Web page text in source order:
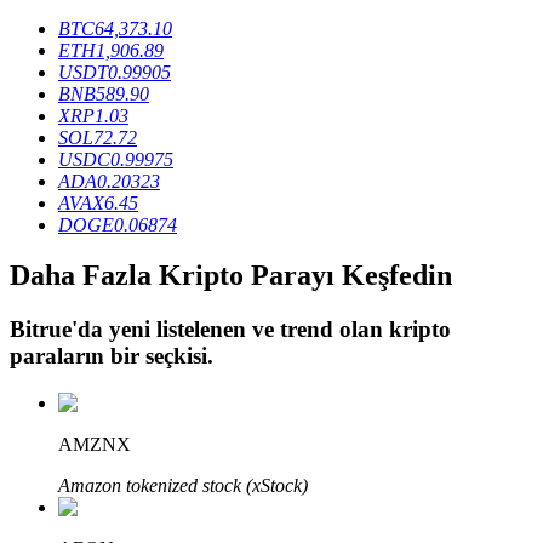
BTR Kilitleme
BTR sahiplerine özel yatırımlar
Krediler
Kripto destekli borçlanma hizmeti
BTC64,373.10
ETH1,906.89
USDT0.99905
BNB589.90
XRP1.03
SOL72.72
USDC0.99975
ADA0.20323
AVAX6.45
DOGE0.06874
Daha Fazla Kripto Parayı Keşfedin
Bitrue'da yeni listelenen ve trend olan kripto
paraların bir seçkisi.
AMZNX
Amazon tokenized stock (xStock)